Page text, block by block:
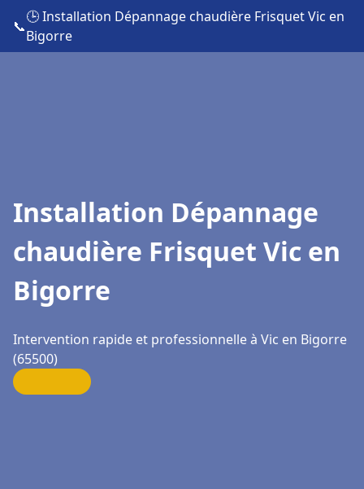
📞
🕒 Installation Dépannage chaudière Frisquet Vic en
Bigorre
Installation Dépannage
chaudière Frisquet Vic en
Bigorre
Intervention rapide et professionnelle à Vic en Bigorre
(65500)